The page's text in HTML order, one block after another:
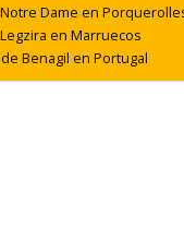
Dame en
en Marruecos
de Benagil en Portugal